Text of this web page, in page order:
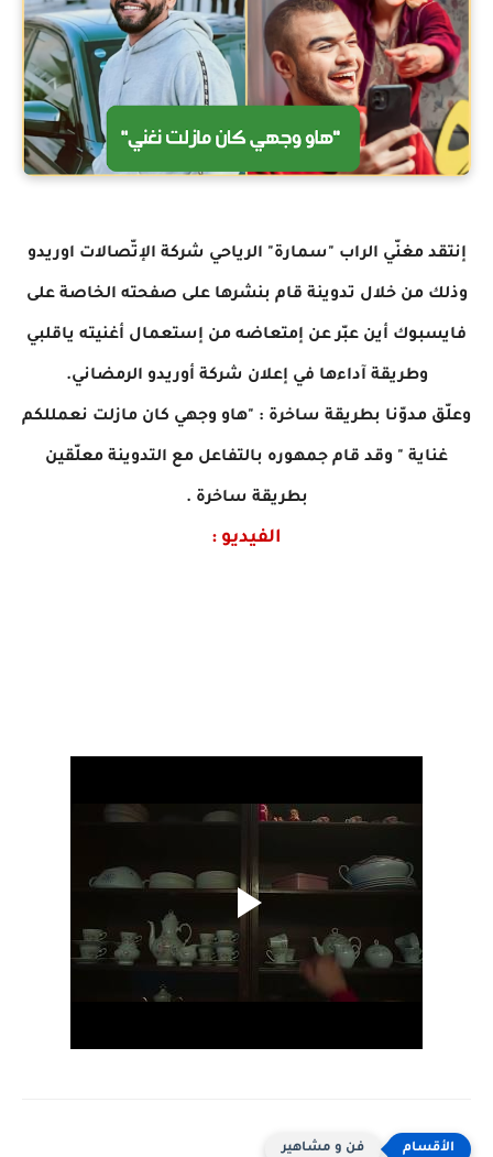
إنتقد مغنّي الراب "سمارة" الرياحي شركة الإتّصالات اوريدو
وذلك من خلال تدوينة قام بنشرها على صفحته الخاصة على
فايسبوك أين عبّر عن إمتعاضه من إستعمال أغنيته ياقلبي
وطريقة آداءها في إعلان شركة أوريدو الرمضاني.
وعلّق مدوّنا بطريقة ساخرة : "هاو وجهي كان مازلت نعمللكم
غناية " وقد قام جمهوره بالتفاعل مع التدوينة معلّقين
بطريقة ساخرة .
الفيديو :
فن و مشاهير